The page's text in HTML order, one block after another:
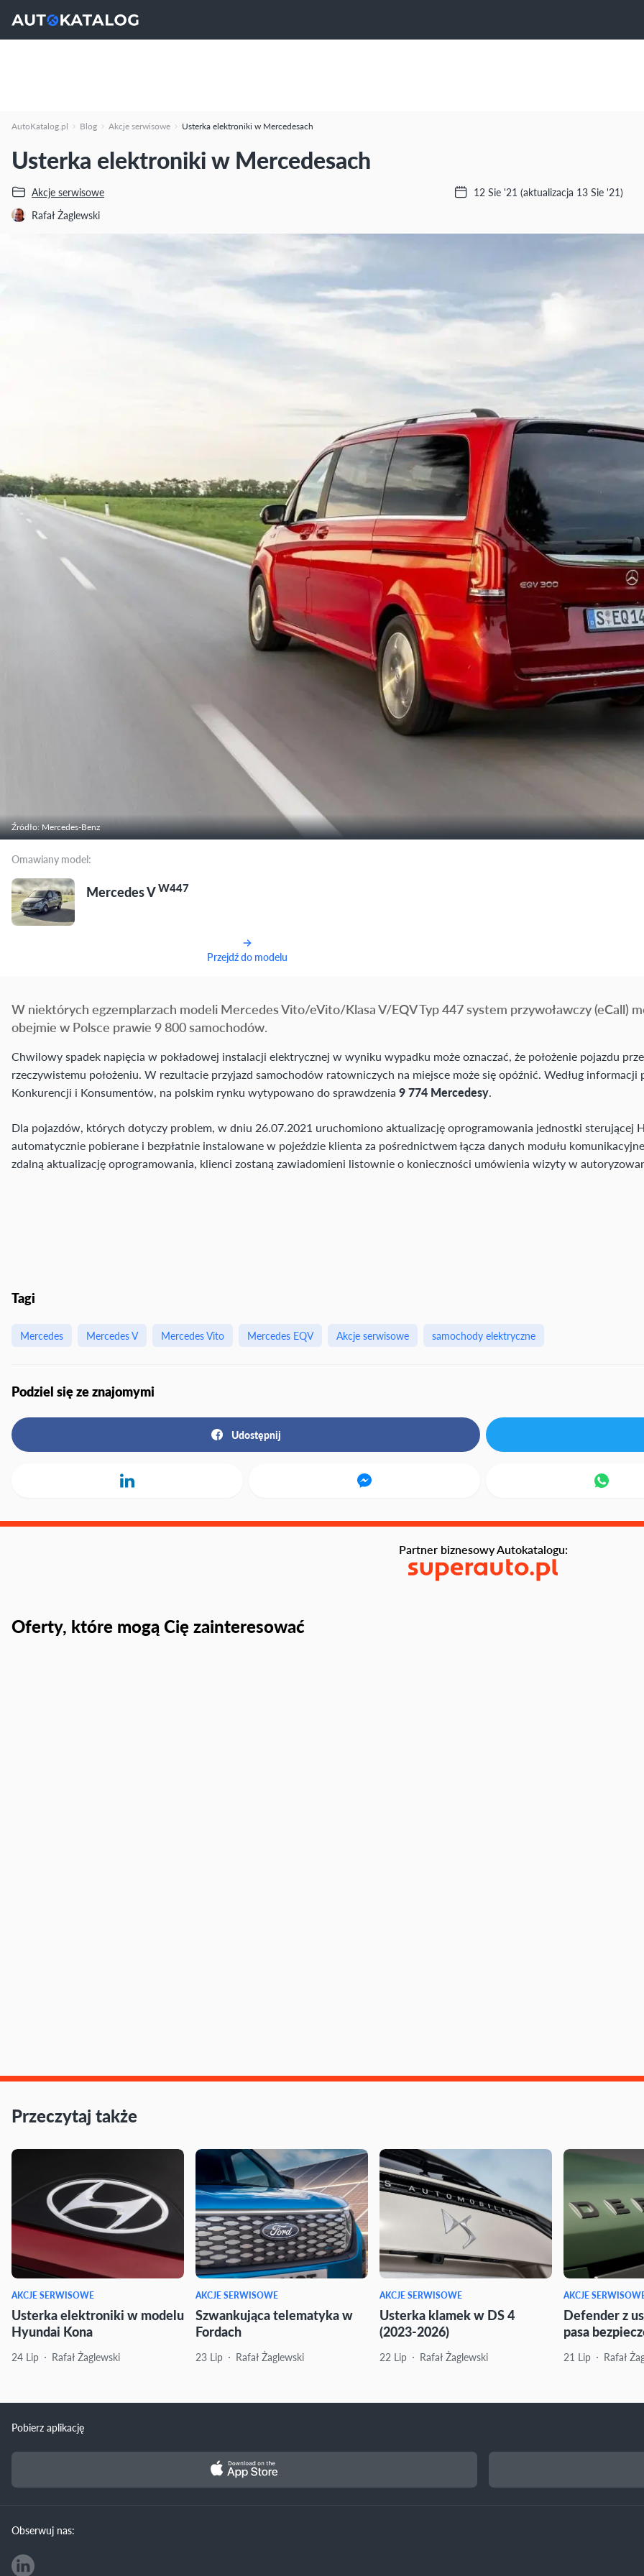
AutoKatalog.pl Blog Akcje serwisowe Usterka elektroniki w Mercedesach
Usterka elektroniki w Mercedesach
Akcje serwisowe
Rafał Żaglewski
12 Sie '21 (aktualizacja 13 Sie '21)
Źródło: Mercedes-Benz
Omawiany model:
Mercedes VW447
Przejdź do modelu
W niektórych egzemplarzach modeli Mercedes Vito/eVito/Klasa V/EQV Typ 447 system przywoławczy (eCall)
obejmie w Polsce prawie 9 800 samochodów.
Chwilowy spadek napięcia w pokładowej instalacji elektrycznej w wyniku wypadku może oznaczać, że położenie pojazdu
rzeczywistemu położeniu. W rezultacie przyjazd samochodów ratowniczych na miejsce może się opóźnić. Według
Konkurencji i Konsumentów, na polskim rynku wytypowano do sprawdzenia 9 774 Mercedesy.
Dla pojazdów, których dotyczy problem, w dniu 26.07.2021 uruchomiono aktualizację oprogramowania jednostki sterującej
automatycznie pobierane i bezpłatnie instalowane w pojeździe klienta za pośrednictwem łącza danych modułu
zdalną aktualizację oprogramowania, klienci zostaną zawiadomieni listownie o konieczności umówienia wizyty w
Tagi
Mercedes Mercedes V Mercedes Vito Mercedes EQV Akcje serwisowe samochody elektryczne
Podziel się ze znajomymi
Udostępnij
Oferty, które mogą Cię zainteresować
Partner biznesowy Autokatalogu:
Przeczytaj także
AKCJE SERWISOWE
Usterka elektroniki w modelu
Hyundai Kona
24 Lip Rafał Żaglewski
AKCJE SERWISOWE
Szwankująca telematyka w
Fordach
23 Lip Rafał Żaglewski
AKCJE SERWISOWE
Usterka klamek w DS 4
(2023-2026)
22 Lip Rafał Żaglewski
AKCJE
Defender z
pasa
21 Lip Rafał
Pobierz aplikację
Obserwuj nas: